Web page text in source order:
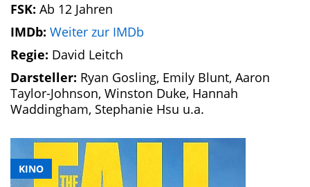
KINO
FSK: Ab 12 Jahren
IMDb: Weiter zur IMDb
Regie: David Leitch
Darsteller: Ryan Gosling, Emily Blunt, Aaron
Taylor-Johnson, Winston Duke, Hannah
Waddingham, Stephanie Hsu u.a.